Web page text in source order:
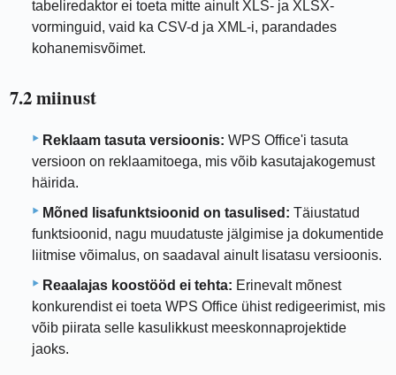
tabeliredaktor ei toeta mitte ainult XLS- ja XLSX-
vorminguid, vaid ka CSV-d ja XML-i, parandades
kohanemisvõimet.
7.2 miinust
Reklaam tasuta versioonis: WPS Office'i tasuta
versioon on reklaamitoega, mis võib kasutajakogemust
häirida.
Mõned lisafunktsioonid on tasulised: Täiustatud
funktsioonid, nagu muudatuste jälgimise ja dokumentide
liitmise võimalus, on saadaval ainult lisatasu versioonis.
Reaalajas koostööd ei tehta: Erinevalt mõnest
konkurendist ei toeta WPS Office ühist redigeerimist, mis
võib piirata selle kasulikkust meeskonnaprojektide
jaoks.